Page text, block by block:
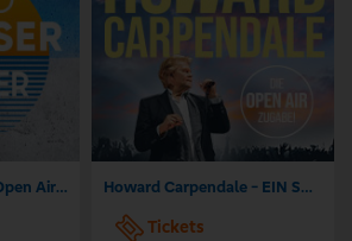
Roland Kaiser - Das Open Air 2026! Howard Carpendale - EIN SOMMER MIT EUCH – 2026
Tickets